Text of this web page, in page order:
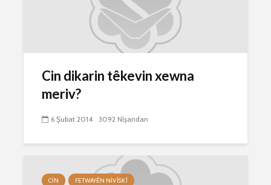
Cin dikarin têkevin xewna
meriv?
6 Şubat 2014 3092 Nîşandan
CIN FETWAYÊN NIVÎSKÎ